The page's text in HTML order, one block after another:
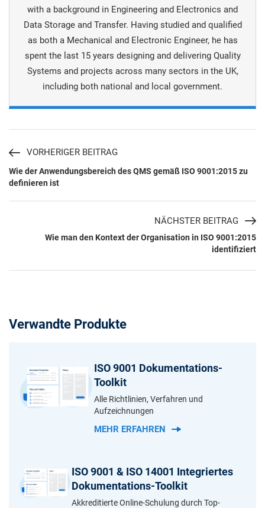
with a background in Engineering and Electronics and
Data Storage and Transfer. Having studied and qualified
as both a Mechanical and Electronic Engineer, he has
spent the last 15 years designing and delivering Quality
Systems and projects across many sectors in the UK,
including both national and local government.
VORHERIGER BEITRAG
Wie der Anwendungsbereich des QMS gemäß ISO 9001:2015 zu
definieren ist
NÄCHSTER BEITRAG
Wie man den Kontext der Organisation in ISO 9001:2015
identifiziert
Verwandte Produkte
ISO 9001 Dokumentations-
Toolkit
Alle Richtlinien, Verfahren und
Aufzeichnungen
MEHR ERFAHREN
ISO 9001 & ISO 14001 Integriertes
Dokumentations-Toolkit
Akkreditierte Online-Schulung durch Top-